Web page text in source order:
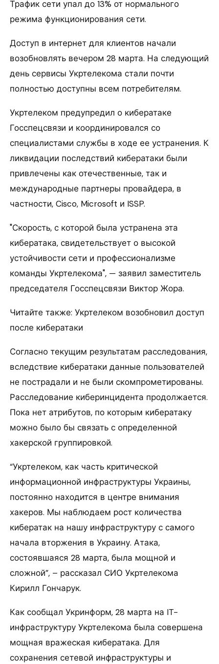
Трафик сети упал до 13% от нормального
режима функционирования сети.
Доступ в интернет для клиентов начали
возобновлять вечером 28 марта. На следующий
день сервисы Укртелекома стали почти
полностью доступны всем потребителям.
Укртелеком предупредил о кибератаке
Госспецсвязи и координировался со
специалистами службы в ходе ее устранения. К
ликвидации последствий кибератаки были
привлечены как отечественные, так и
международные партнеры провайдера, в
частности, Cisco, Microsoft и ISSP.
"Скорость, с которой была устранена эта
кибератака, свидетельствует о высокой
устойчивости сети и профессионализме
команды Укртелекома", — заявил заместитель
председателя Госспецсвязи Виктор Жора.
Читайте также: Укртелеком возобновил доступ
после кибератаки
Согласно текущим результатам расследования,
вследствие кибератаки данные пользователей
не пострадали и не были скомпрометированы.
Расследование киберинцидента продолжается.
Пока нет атрибутов, по которым кибератаку
можно было бы связать с определенной
хакерской группировкой.
“Укртелеком, как часть критической
информационной инфраструктуры Украины,
постоянно находится в центре внимания
хакеров. Мы наблюдаем рост количества
кибератак на нашу инфраструктуру с самого
начала вторжения в Украину. Атака,
состоявшаяся 28 марта, была мощной и
сложной”, – рассказал СИО Укртелекома
Кирилл Гончарук.
Как сообщал Укринформ, 28 марта на IT-
инфраструктуру Укртелекома была совершена
мощная вражеская кибератака. Для
сохранения сетевой инфраструктуры и